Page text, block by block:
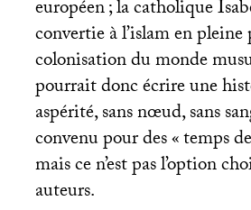
européen; la catholique
convertie à l’islam en pleine
colonisation du monde
pourrait donc écrire une
aspérité, sans nœud, sans
convenu pour des «temps
mais ce n’est pas l’option
auteurs.